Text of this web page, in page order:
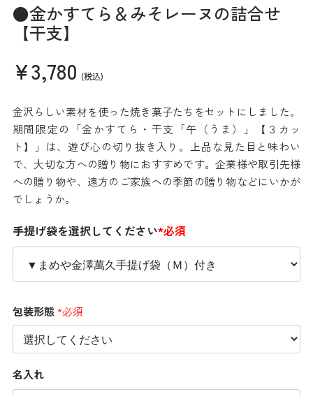
●金かすてら＆みそレーヌの詰合せ
【干支】
¥3,780 (税込)
金沢らしい素材を使った焼き菓子たちをセットにしました。
期間限定の「金かすてら・干支「午（うま）」【３カッ
ト】」は、遊び心の切り抜き入り。上品な見た目と味わい
で、大切な方への贈り物におすすめです。企業様や取引先様
への贈り物や、遠方のご家族への季節の贈り物などにいかが
でしょうか。
手提げ袋を選択してください*必須
包装形態*必須
名入れ